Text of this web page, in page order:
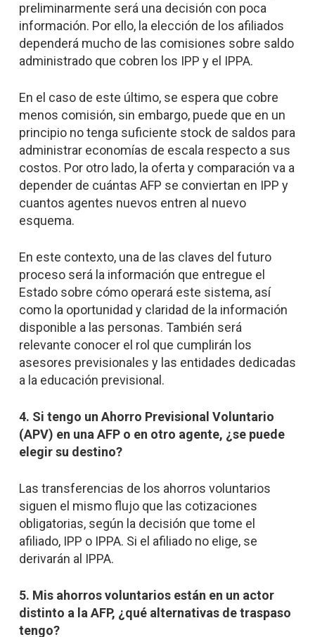
preliminarmente será una decisión con poca
información. Por ello, la elección de los afiliados
dependerá mucho de las comisiones sobre saldo
administrado que cobren los IPP y el IPPA.
En el caso de este último, se espera que cobre
menos comisión, sin embargo, puede que en un
principio no tenga suficiente stock de saldos para
administrar economías de escala respecto a sus
costos. Por otro lado, la oferta y comparación va a
depender de cuántas AFP se conviertan en IPP y
cuantos agentes nuevos entren al nuevo
esquema.
En este contexto, una de las claves del futuro
proceso será la información que entregue el
Estado sobre cómo operará este sistema, así
como la oportunidad y claridad de la información
disponible a las personas. También será
relevante conocer el rol que cumplirán los
asesores previsionales y las entidades dedicadas
a la educación previsional.
4. Si tengo un Ahorro Previsional Voluntario
(APV) en una AFP o en otro agente, ¿se puede
elegir su destino?
Las transferencias de los ahorros voluntarios
siguen el mismo flujo que las cotizaciones
obligatorias, según la decisión que tome el
afiliado, IPP o IPPA. Si el afiliado no elige, se
derivarán al IPPA.
5. Mis ahorros voluntarios están en un actor
distinto a la AFP, ¿qué alternativas de traspaso
tengo?